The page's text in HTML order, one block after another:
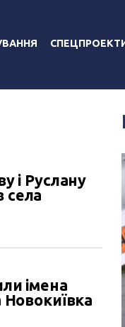
і Руслану
села
імена
Новокиївка